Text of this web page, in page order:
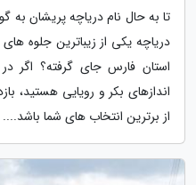
تا به حال نام دریاچه پریشان به
دریاچه یکی از زیباترین جلوه
استان فارس جای گرفته؟ اگر
اندازهای بکر و رویایی هستید،
از برترین انتخاب های شما باشد....